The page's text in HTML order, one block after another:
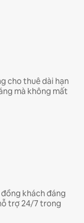
cho thuê dài hạn
mà không mất
khách đáng
trợ 24/7 trong